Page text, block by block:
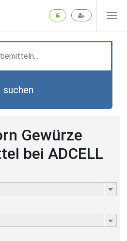
suchen
Gewürze
bei ADCELL